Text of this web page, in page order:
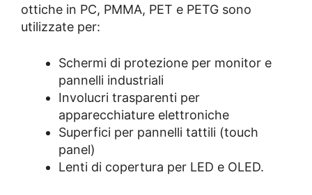
ottiche in PC, PMMA, PET e PETG sono
utilizzate per:
Schermi di protezione per monitor e
pannelli industriali
Involucri trasparenti per
apparecchiature elettroniche
Superfici per pannelli tattili (touch
panel)
Lenti di copertura per LED e OLED.